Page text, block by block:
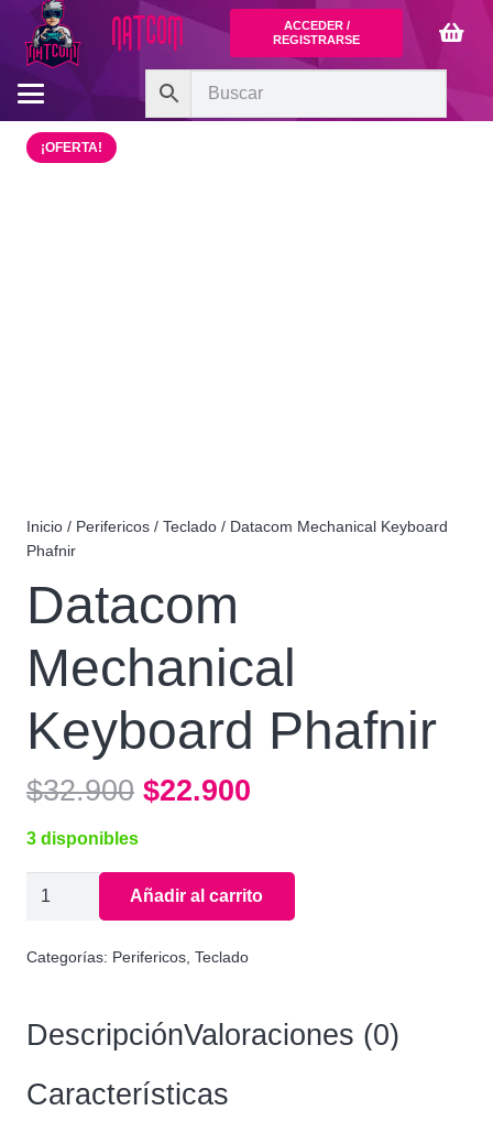
ACCEDER /
REGISTRARSE
¡OFERTA!
Inicio / Perifericos / Teclado / Datacom Mechanical Keyboard
Phafnir
Datacom
Mechanical
Keyboard Phafnir
$32.900 El
era:
$32.900.
$22.900
es:
$22.900.
3 disponibles
Datacom
Mechanical
Keyboard
Añadir al carrito
Categorías: Perifericos, Teclado
DescripciónValoraciones (0)
Características